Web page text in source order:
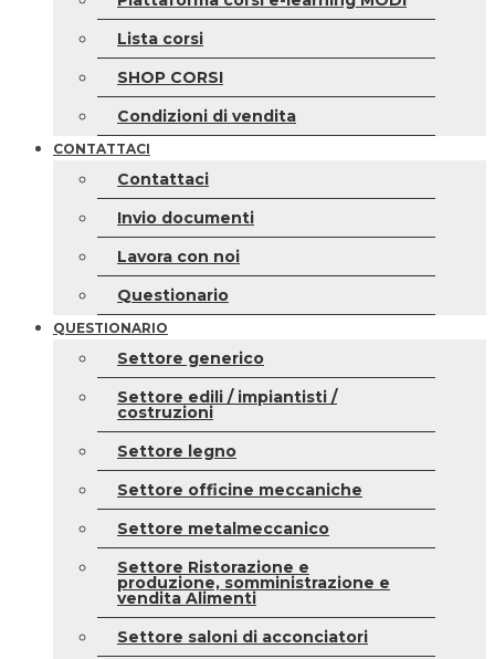
Lista corsi
SHOP CORSI
Condizioni di vendita
CONTATTACI
Contattaci
Invio documenti
Lavora con noi
Questionario
QUESTIONARIO
Settore generico
Settore edili / impiantisti /
costruzioni
Settore legno
Settore officine meccaniche
Settore metalmeccanico
Settore Ristorazione e
produzione, somministrazione e
vendita Alimenti
Settore saloni di acconciatori